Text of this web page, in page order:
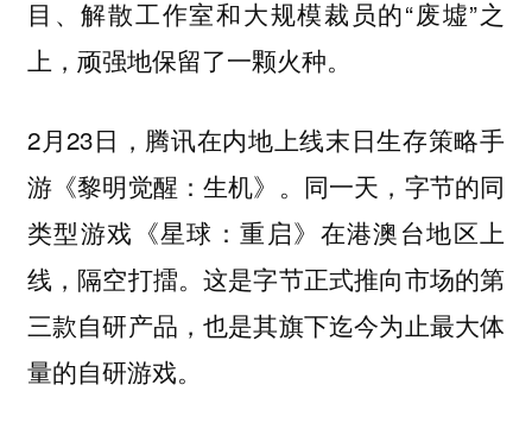
目、解散工作室和大规模裁员的“废墟”之
上，顽强地保留了一颗火种。
2月23日，腾讯在内地上线末日生存策略手
游《黎明觉醒：生机》。同一天，字节的同
类型游戏《星球：重启》在港澳台地区上
线，隔空打擂。这是字节正式推向市场的第
三款自研产品，也是其旗下迄今为止最大体
量的自研游戏。